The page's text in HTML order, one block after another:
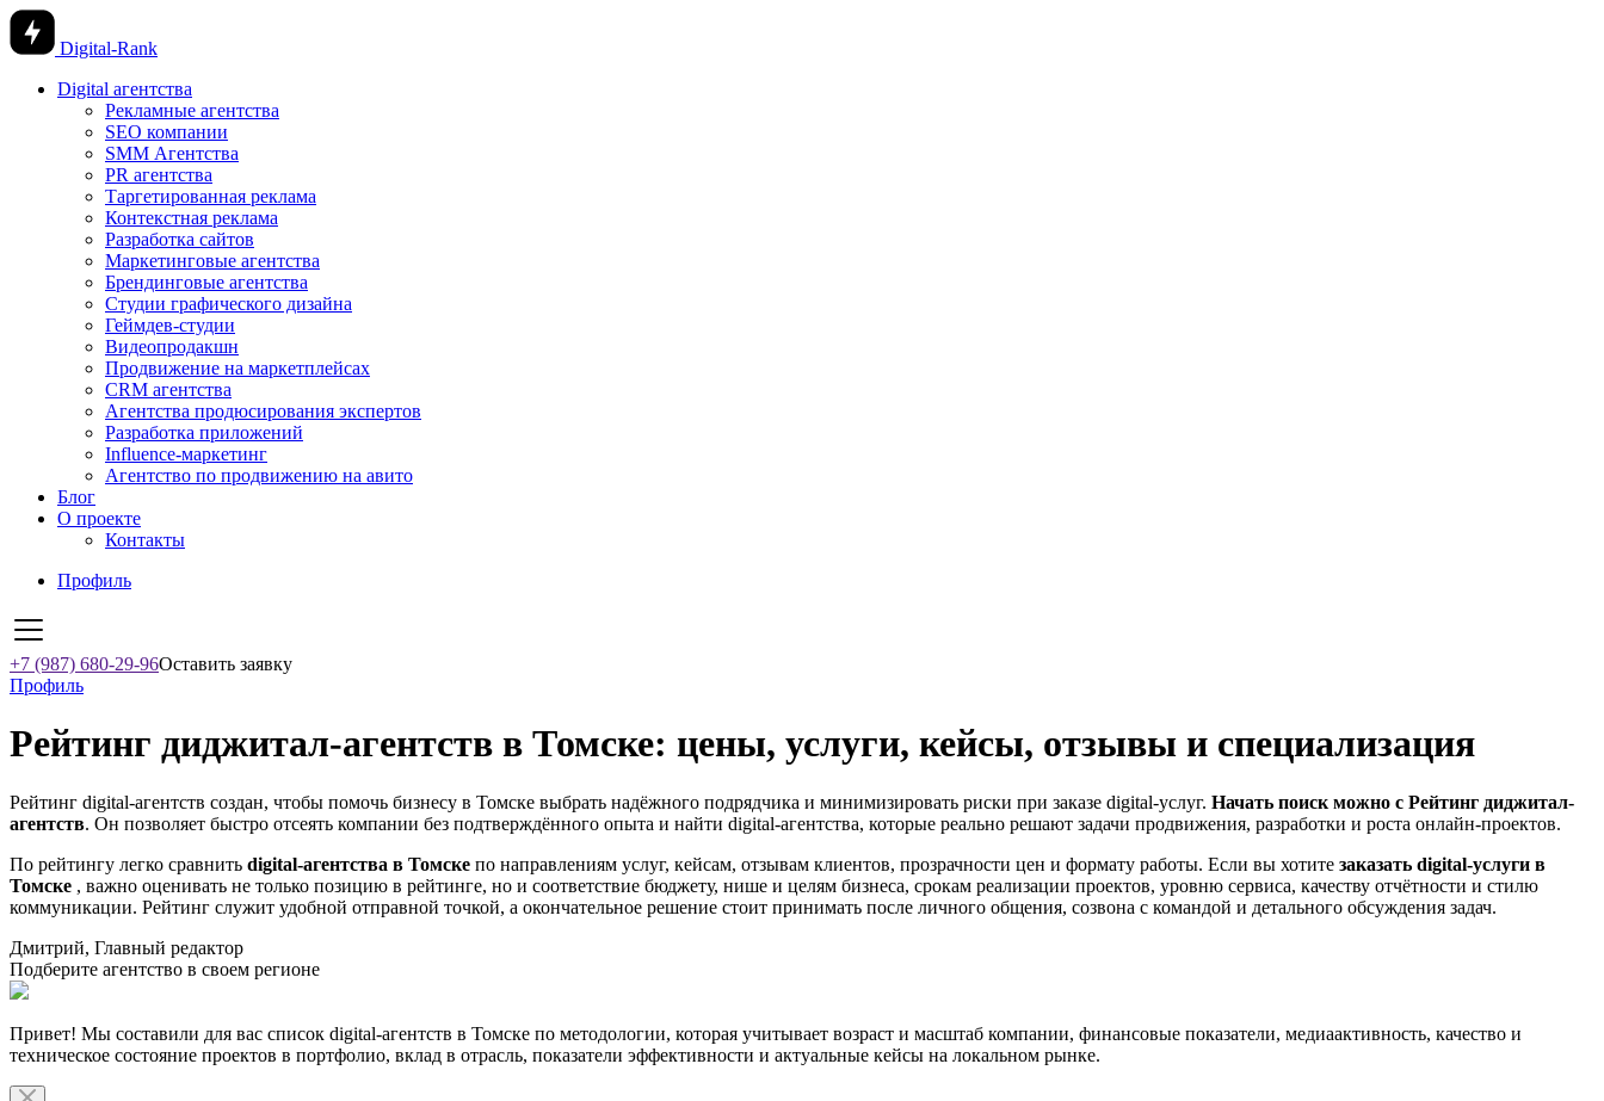
Digital-Rank
Digital агентства
Рекламные агентства
SEO компании
SMM Агентства
PR агентства
Таргетированная реклама
Контекстная реклама
Разработка сайтов
Маркетинговые агентства
Брендинговые агентства
Студии графического дизайна
Геймдев-студии
Видеопродакшн
Продвижение на маркетплейсах
CRM агентства
Агентства продюсирования экспертов
Разработка приложений
Influence-маркетинг
Агентство по продвижению на авито
Блог
О проекте
Контакты
Профиль
+7 (987) 680-29-96Оставить заявку
Профиль
Рейтинг диджитал-агентств в Томске: цены, услуги, кейсы, отзывы и специализация
Рейтинг digital-агентств создан, чтобы помочь бизнесу в Томске выбрать надёжного подрядчика и минимизировать риски при заказе digital-услуг. Начать поиск можно с Рейтинг диджитал-
агентств. Он позволяет быстро отсеять компании без подтверждённого опыта и найти digital-агентства, которые реально решают задачи продвижения, разработки и роста онлайн-проектов.
По рейтингу легко сравнить digital-агентства в Томске по направлениям услуг, кейсам, отзывам клиентов, прозрачности цен и формату работы. Если вы хотите заказать digital-услуги в
Томске , важно оценивать не только позицию в рейтинге, но и соответствие бюджету, нише и целям бизнеса, срокам реализации проектов, уровню сервиса, качеству отчётности и стилю
коммуникации. Рейтинг служит удобной отправной точкой, а окончательное решение стоит принимать после личного общения, созвона с командой и детального обсуждения задач.
Дмитрий, Главный редактор
Подберите агентство в своем регионе
Привет! Мы составили для вас список digital-агентств в Томске по методологии, которая учитывает возраст и масштаб компании, финансовые показатели, медиаактивность, качество и
техническое состояние проектов в портфолио, вклад в отрасль, показатели эффективности и актуальные кейсы на локальном рынке.